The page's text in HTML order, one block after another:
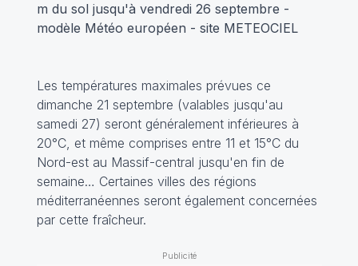
m du sol jusqu'à vendredi 26 septembre -
modèle Météo européen - site METEOCIEL
Les températures maximales prévues ce
dimanche 21 septembre (valables jusqu'au
samedi 27) seront généralement inférieures à
20°C, et même comprises entre 11 et 15°C du
Nord-est au Massif-central jusqu'en fin de
semaine… Certaines villes des régions
méditerranéennes seront également concernées
par cette fraîcheur.